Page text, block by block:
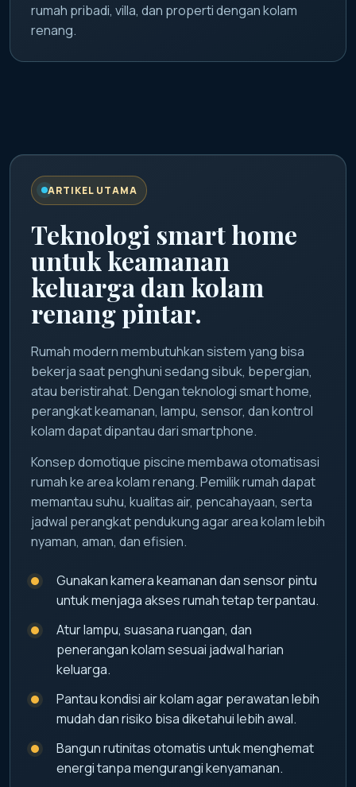
rumah pribadi, villa, dan properti dengan kolam
renang.
ARTIKEL UTAMA
Teknologi smart home
untuk keamanan
keluarga dan kolam
renang pintar.
Rumah modern membutuhkan sistem yang bisa
bekerja saat penghuni sedang sibuk, bepergian,
atau beristirahat. Dengan teknologi smart home,
perangkat keamanan, lampu, sensor, dan kontrol
kolam dapat dipantau dari smartphone.
Konsep domotique piscine membawa otomatisasi
rumah ke area kolam renang. Pemilik rumah dapat
memantau suhu, kualitas air, pencahayaan, serta
jadwal perangkat pendukung agar area kolam lebih
nyaman, aman, dan efisien.
Gunakan kamera keamanan dan sensor pintu
untuk menjaga akses rumah tetap terpantau.
Atur lampu, suasana ruangan, dan
penerangan kolam sesuai jadwal harian
keluarga.
Pantau kondisi air kolam agar perawatan lebih
mudah dan risiko bisa diketahui lebih awal.
Bangun rutinitas otomatis untuk menghemat
energi tanpa mengurangi kenyamanan.